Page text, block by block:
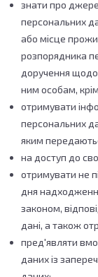
знати про
персональних
або місце
розпорядника
доручення щодо
ним особам,
отримувати
персональних
яким
на доступ до
отримувати не
дня
законом,
дані, а також
пред'являти
даних із